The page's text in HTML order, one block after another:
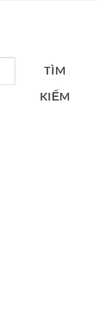
TÌM
KIẾM